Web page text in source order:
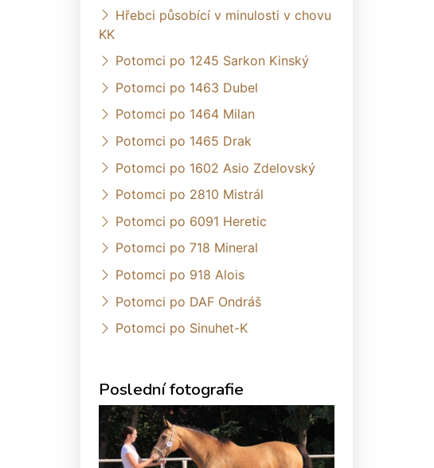
Hřebci působící v minulosti v chovu
KK
Potomci po 1245 Sarkon Kinský
Potomci po 1463 Dubel
Potomci po 1464 Milan
Potomci po 1465 Drak
Potomci po 1602 Asio Zdelovský
Potomci po 2810 Mistrál
Potomci po 6091 Heretic
Potomci po 718 Mineral
Potomci po 918 Alois
Potomci po DAF Ondráš
Potomci po Sinuhet-K
Poslední fotografie